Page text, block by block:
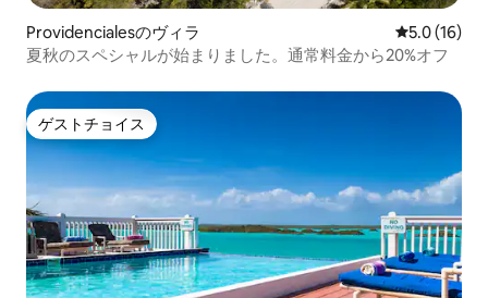
Providencialesのヴィラ レビュー16
5.0 (16)
夏秋のスペシャルが始まりました。通常料金から20%オフ
ゲストチョイス
ゲストチョイス